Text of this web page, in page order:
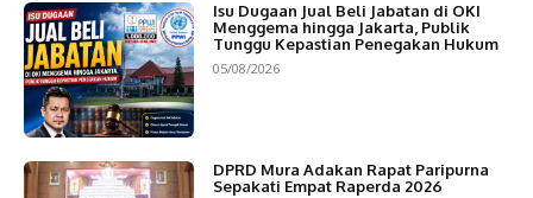
Isu Dugaan Jual Beli Jabatan di OKI
Menggema hingga Jakarta, Publik
Tunggu Kepastian Penegakan Hukum
05/08/2026
DPRD Mura Adakan Rapat Paripurna
Sepakati Empat Raperda 2026